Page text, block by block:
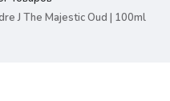
J The Majestic Oud | 100ml